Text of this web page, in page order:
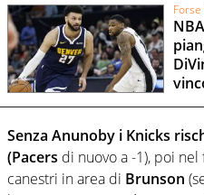
Senza Anunoby i Knicks
(Pacers di nuovo a -1), poi
canestri in area di Brunson